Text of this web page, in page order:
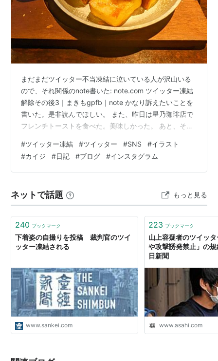
まだまだツイッター不当凍結に泣いている人が沢山いる
ので、それ関係のnote書いた: note.com ツイッター凍結
解除その後3｜まきもgpfb｜note かなり訴えたいことを
書いた。是非読んでほしい。 また、昨日は星乃珈琲店で
フレンチトーストを食べた。美味しかった。 あと、その
まで)。結構はかどった。 結局完成は、帰宅後夜通しかか
ってしまったが、今日アップできた。あとは文の活動も
ぼちぼち立て直していきたい。 View this post on
#ツイッター凍結 #ツイッター #SNS #イラスト
#カイジ #日記 #ブログ #インスタグラム
ネットで話題 もっと見る
240 ブックマーク
下着姿の自撮りを投稿 裁判官のツイ
ッター凍結される
www.sankei.com
223 ブックマーク
山上容疑者のツイッ
や攻撃誘発禁止」の
日新聞
www.asahi.com